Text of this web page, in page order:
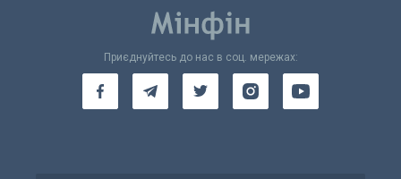
Приєднуйтесь до нас в соц. мережах: